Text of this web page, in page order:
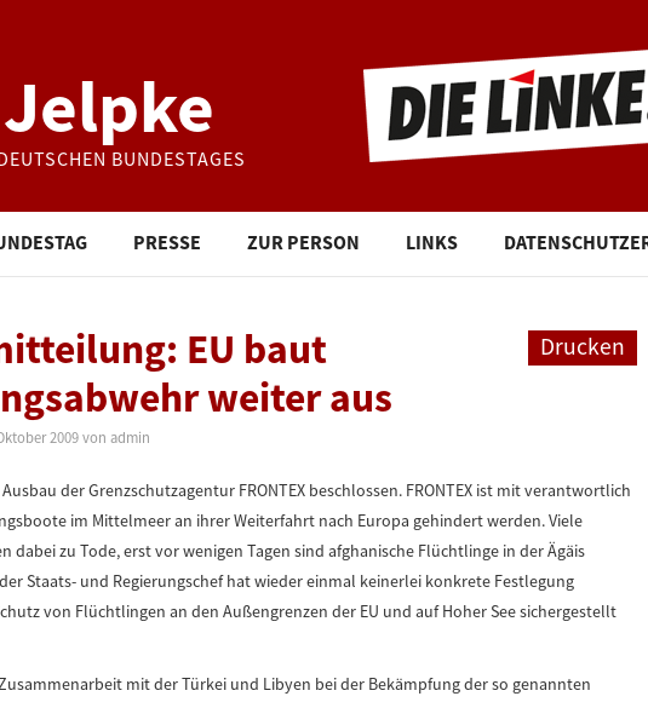
BUNDESTAGES
PRESSE ZUR PERSON LINKS
Drucken
EU baut
weiter aus
2009 von admin
der Grenzschutzagentur FRONTEX beschlossen. FRONTEX ist mit verantwortlich
im Mittelmeer an ihrer Weiterfahrt nach Europa gehindert werden. Viele
dabei zu Tode, erst vor wenigen Tagen sind afghanische Flüchtlinge in der Ägäis
Staats- und Regierungschef hat wieder einmal keinerlei konkrete Festlegung
von Flüchtlingen an den Außengrenzen der EU und auf Hoher See sichergestellt
mit der Türkei und Libyen bei der Bekämpfung der so genannten